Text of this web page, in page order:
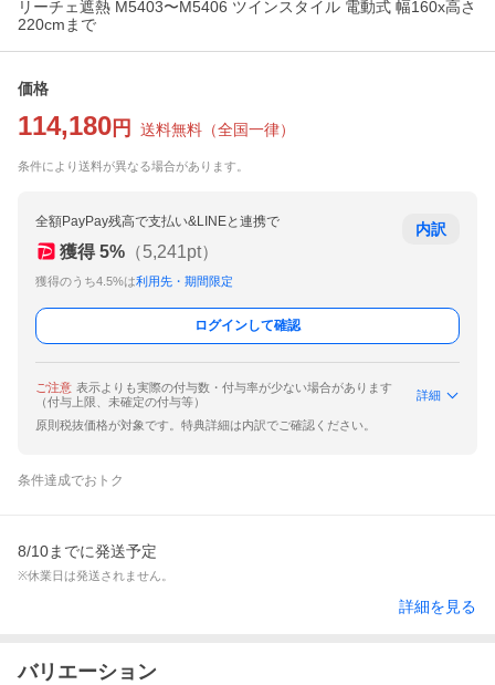
リーチェ遮熱 M5403〜M5406 ツインスタイル 電動式 幅160x高さ
220cmまで
価格
114,180 円 送料無料 （全国一律）
条件により送料が異なる場合があります。
全額PayPay残高で支払い&LINEと連携で
獲得 5% （5,241pt）
獲得のうち4.5%は利用先・期間限定
内訳
ログインして確認
ご注意 表示よりも実際の付与数・付与率が少ない場合があります
（付与上限、未確定の付与等）
詳細
原則税抜価格が対象です。特典詳細は内訳でご確認ください。
条件達成でおトク
8/10までに発送予定
※休業日は発送されません。
詳細を見る
バリエーション